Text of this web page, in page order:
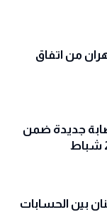
من اتفاق
الإسرائيلية: 18 إصابة جديدة ضمن
بين الحسابات